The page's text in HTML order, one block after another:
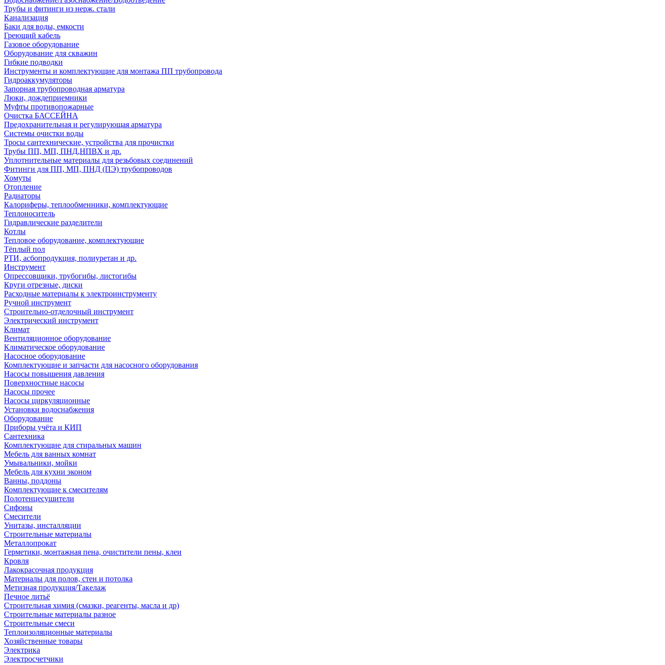
Трубы и фитинги из нерж. стали
Канализация
Баки для воды, емкости
Греющий кабель
Газовое оборудование
Оборудование для скважин
Гибкие подводки
Инструменты и комплектующие для монтажа ПП трубопровода
Гидроаккумуляторы
Запорная трубопроводная арматура
Люки, дождеприемники
Муфты противопожарные
Очистка БАССЕЙНА
Предохранительная и регулирующая арматура
Системы очистки воды
Тросы сантехнические, устройства для прочистки
Трубы ПП, МП, ПНД,НПВХ и др.
Уплотнительные материалы для резьбовых соединений
Фитинги для ПП, МП, ПНД (ПЭ) трубопроводов
Хомуты
Отопление
Радиаторы
Калориферы, теплообменники, комплектующие
Теплоноситель
Гидравлические разделители
Котлы
Тепловое оборудование, комплектующие
Тёплый пол
РТИ, асбопродукция, полиуретан и др.
Инструмент
Опрессовщики, трубогибы, листогибы
Круги отрезные, диски
Расходные материалы к электроинструменту
Ручной инструмент
Строительно-отделочный инструмент
Электрический инструмент
Климат
Вентиляционное оборудование
Климатическое оборудование
Насосное оборудование
Комплектующие и запчасти для насосного оборудования
Насосы повышения давления
Поверхностные насосы
Насосы прочее
Насосы циркуляционные
Установки водоснабжения
Оборудование
Приборы учёта и КИП
Сантехника
Комплектующие для стиральных машин
Мебель для ванных комнат
Умывальники, мойки
Мебель для кухни эконом
Ванны, поддоны
Комплектующие к смесителям
Полотенцесушители
Сифоны
Смесители
Унитазы, инсталляции
Строительные материалы
Металлопрокат
Герметики, монтажная пена, очистители пены, клеи
Кровля
Лакокрасочная продукция
Материалы для полов, стен и потолка
Метизная продукция/Такелаж
Печное литьё
Строительная химия (смазки, реагенты, масла и др)
Строительные материалы разное
Строительные смеси
Теплоизоляционные материалы
Хозяйственные товары
Электрика
Электросчетчики